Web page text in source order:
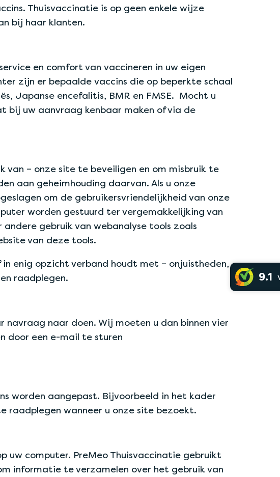
Thuisvaccinatie is op geen enkele wijze
bij haar klanten.
en comfort van vaccineren in uw eigen
zijn er bepaalde vaccins die op beperkte schaal
Japanse encefalitis, BMR en FMSE. Mocht u
bij uw aanvraag kenbaar maken of via de
van – onze site te beveiligen en om misbruik te
aan geheimhouding daarvan. Als u onze
om de gebruikersvriendelijkheid van onze
worden gestuurd ter vergemakkelijking van
gebruik van webanalyse tools zoals
van deze tools.
enig opzicht verband houdt met – onjuistheden,
raadplegen.
naar doen. Wij moeten u dan binnen vier
door een e-mail te sturen
worden aangepast. Bijvoorbeeld in het kader
wanneer u onze site bezoekt.
uw computer. PreMeo Thuisvaccinatie gebruikt
informatie te verzamelen over het gebruik van
9.1